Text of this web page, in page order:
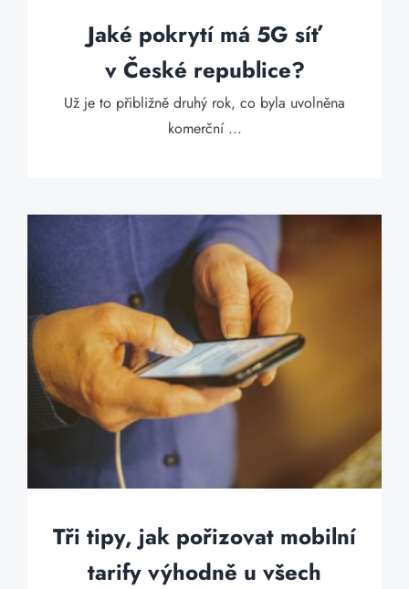
Jaké pokrytí má 5G síť
v České republice?
Už je to přibližně druhý rok, co byla uvolněna
komerční ...
Tři tipy, jak pořizovat mobilní
tarify výhodně u všech